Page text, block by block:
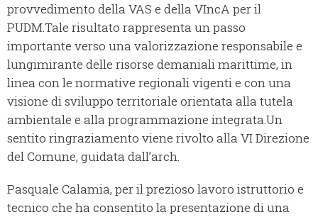
provvedimento della VAS e della VIncA per il
PUDM.Tale risultato rappresenta un passo
importante verso una valorizzazione responsabile e
lungimirante delle risorse demaniali marittime, in
linea con le normative regionali vigenti e con una
visione di sviluppo territoriale orientata alla tutela
ambientale e alla programmazione integrata.Un
sentito ringraziamento viene rivolto alla VI Direzione
del Comune, guidata dall’arch.
Pasquale Calamia, per il prezioso lavoro istruttorio e
tecnico che ha consentito la presentazione di una